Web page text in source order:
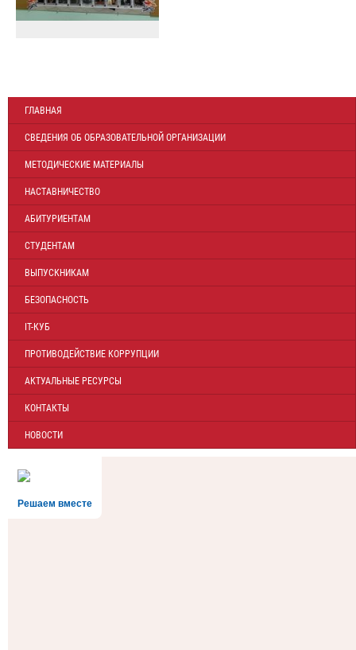
ГЛАВНАЯ
СВЕДЕНИЯ ОБ ОБРАЗОВАТЕЛЬНОЙ ОРГАНИЗАЦИИ
МЕТОДИЧЕСКИЕ МАТЕРИАЛЫ
НАСТАВНИЧЕСТВО
АБИТУРИЕНТАМ
СТУДЕНТАМ
ВЫПУСКНИКАМ
БЕЗОПАСНОСТЬ
IT-КУБ
ПРОТИВОДЕЙСТВИЕ КОРРУПЦИИ
АКТУАЛЬНЫЕ РЕСУРСЫ
КОНТАКТЫ
НОВОСТИ
Решаем вместе